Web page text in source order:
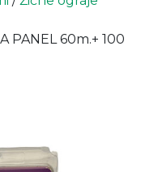
PANEL 60m.+ 100